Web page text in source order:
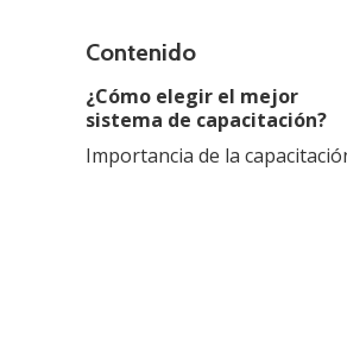
Contenido
¿Cómo elegir el mejor
sistema de capacitación?
Importancia de la